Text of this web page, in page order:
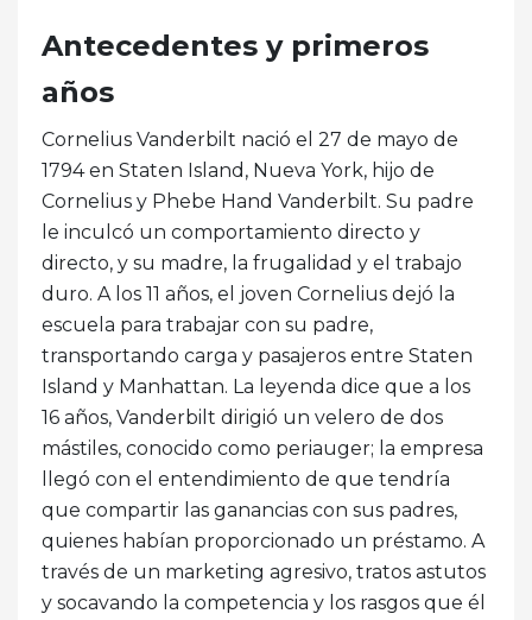
Antecedentes y primeros
años
Cornelius Vanderbilt nació el 27 de mayo de
1794 en Staten Island, Nueva York, hijo de
Cornelius y Phebe Hand Vanderbilt. Su padre
le inculcó un comportamiento directo y
directo, y su madre, la frugalidad y el trabajo
duro. A los 11 años, el joven Cornelius dejó la
escuela para trabajar con su padre,
transportando carga y pasajeros entre Staten
Island y Manhattan. La leyenda dice que a los
16 años, Vanderbilt dirigió un velero de dos
mástiles, conocido como periauger; la empresa
llegó con el entendimiento de que tendría
que compartir las ganancias con sus padres,
quienes habían proporcionado un préstamo. A
través de un marketing agresivo, tratos astutos
y socavando la competencia y los rasgos que él